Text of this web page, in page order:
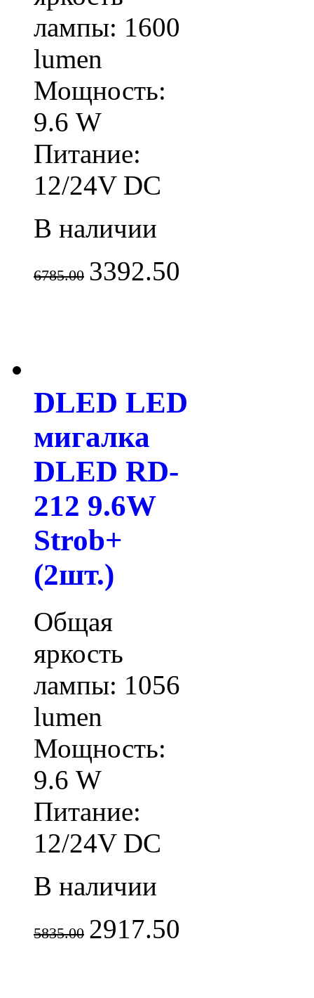
лампы: 1600
lumen
Мощность:
9.6 W
Питание:
12/24V DC
В наличии
6785.00 3392.50
DLED LED
мигалка
DLED RD-
212 9.6W
Strob+
(2шт.)
Общая
яркость
лампы: 1056
lumen
Мощность:
9.6 W
Питание:
12/24V DC
В наличии
5835.00 2917.50